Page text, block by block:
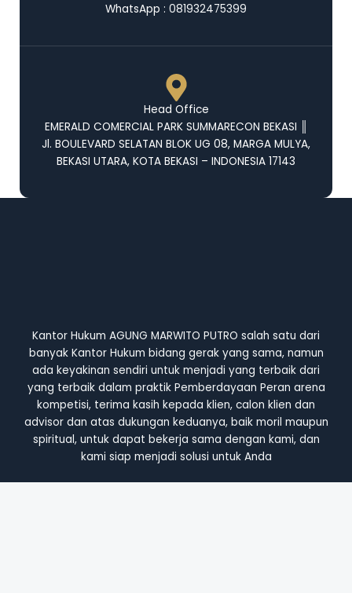
WhatsApp : 081932475399
Head Office
EMERALD COMERCIAL PARK SUMMARECON BEKASI ║
Jl. BOULEVARD SELATAN BLOK UG 08, MARGA MULYA,
BEKASI UTARA, KOTA BEKASI – INDONESIA 17143
Kantor Hukum AGUNG MARWITO PUTRO salah satu dari
banyak Kantor Hukum bidang gerak yang sama, namun
ada keyakinan sendiri untuk menjadi yang terbaik dari
yang terbaik dalam praktik Pemberdayaan Peran arena
kompetisi, terima kasih kepada klien, calon klien dan
advisor dan atas dukungan keduanya, baik moril maupun
spiritual, untuk dapat bekerja sama dengan kami, dan
kami siap menjadi solusi untuk Anda